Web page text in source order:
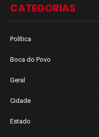
CATEGORIAS
Política
Boca do Povo
Geral
Cidade
Estado